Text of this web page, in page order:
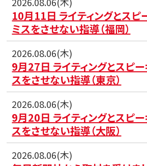
10月11日 ライティングとスピ
ミスをさせない指導（福岡）
2026.08.06(木)
9月27日 ライティングとスピ
スをさせない指導（東京）
2026.08.06(木)
9月20日 ライティングとスピ
スをさせない指導（大阪）
2026.08.06(木)